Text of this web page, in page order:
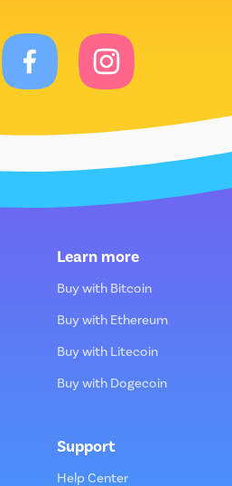
Learn more
Buy with Bitcoin
Buy with Ethereum
Buy with Litecoin
Buy with Dogecoin
Support
Help Center